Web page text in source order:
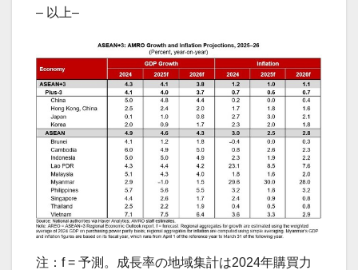
– 以上–
注： f = 予測。成長率の地域集計は2024年購買力